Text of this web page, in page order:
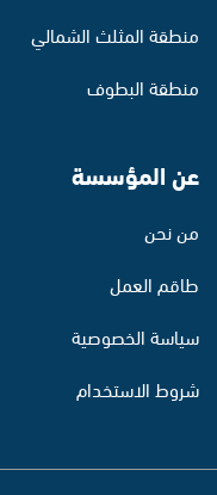
منطقة المثلث الشمالي
منطقة البطوف
عن المؤسسة
من نحن
طاقم العمل
سياسة الخصوصية
شروط الاستخدام